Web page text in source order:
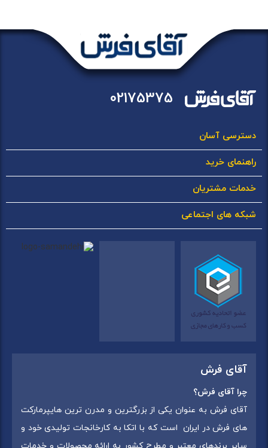
02175375
دسترسی آسان
راهنمای خرید
خدمات مشتریان
شبکه های اجتماعی
آقای فرش
چرا آقای فرش؟
آقای فرش به عنوان یکی از بزرگترین و مدرن ترین هایپرمارکت
های فرش در ایران است که با اتکا به کارخانجات تولیدی خود و
سایر برندهای معتبر و مطرح کشور به ارائه محصولات و خدمات